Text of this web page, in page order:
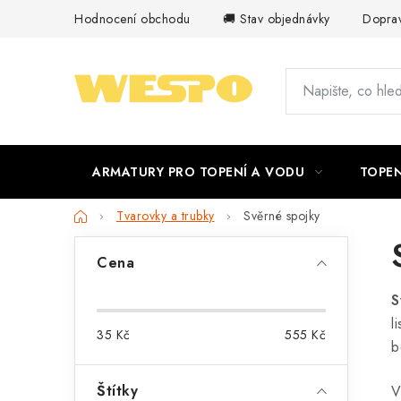
Hodnocení obchodu 🚚 Stav objednávky
ARMATURY PRO TOPENÍ A VODU
DomůTvarovky a trubky Svěrné spojky
t
Cena
35 Kč 555 Kč
Štítky